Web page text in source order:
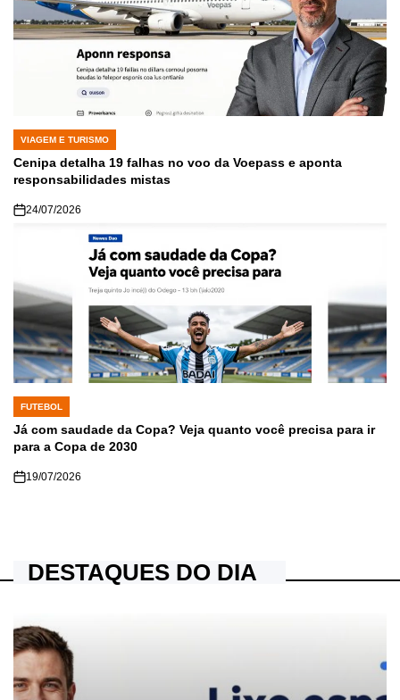
POSTED
IN
VIAGEM E TURISMO
Cenipa detalha 19 falhas no voo da Voepass e aponta
responsabilidades mistas
24/07/2026
POSTED
IN
FUTEBOL
Já com saudade da Copa? Veja quanto você precisa para ir
para a Copa de 2030
19/07/2026
DESTAQUES DO DIA